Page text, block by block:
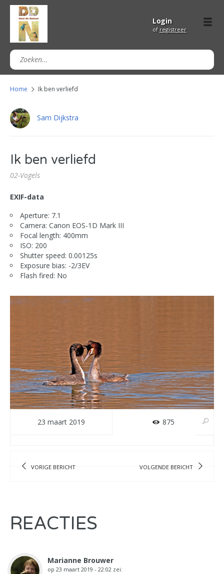
Login
of registreer
Home Ik ben verliefd
Sam Dijkstra
Ik ben verliefd
02-Vogels
EXIF-data
Aperture: 7.1
Camera: Canon EOS-1D Mark III
Focal length: 400mm
ISO: 200
Shutter speed: 0.00125s
Exposure bias: -2/3EV
Flash fired: No
23 maart 2019 875
VORIGE BERICHT VOLGENDE BERICHT
REACTIES
Marianne Brouwer
op 23 maart 2019 - 22:02 zei: